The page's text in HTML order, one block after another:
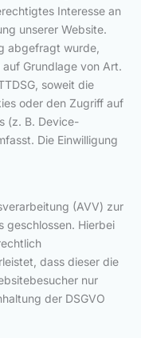
Interesse an
unserer Website.
abgefragt wurde,
Grundlage von Art.
soweit die
oder den Zugriff auf
(z. B. Device-
Die Einwilligung
(AVV) zur
geschlossen. Hierbei
dass dieser die
nur
der DSGVO